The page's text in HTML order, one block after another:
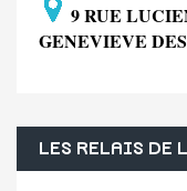
9 RUE
GENEVIEVE
LES RELAIS DE